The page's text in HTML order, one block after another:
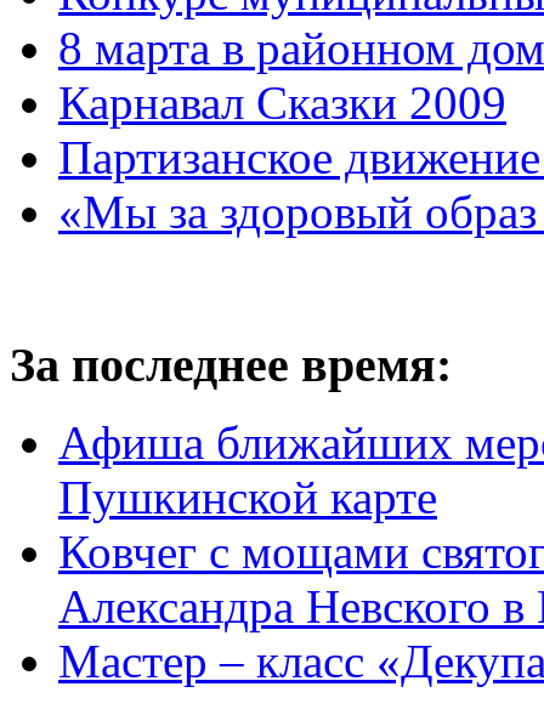
8 марта в районном
Карнавал Сказки 2009
Партизанское
«Мы за здоровый
За последнее время:
Афиша ближайших
Пушкинской карте
Ковчег с мощами
Александра Невского в
Мастер – класс